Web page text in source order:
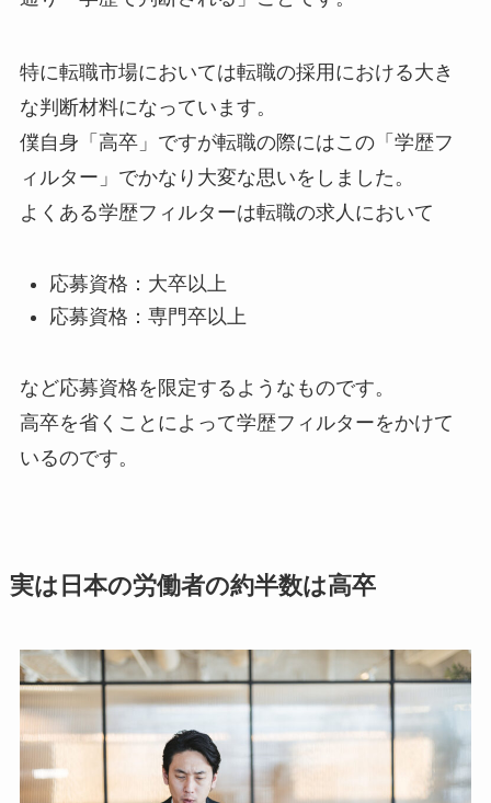
特に転職市場においては転職の採用における大き
な判断材料になっています。
僕自身「高卒」ですが転職の際にはこの「学歴フ
ィルター」でかなり大変な思いをしました。
よくある学歴フィルターは転職の求人において
応募資格：大卒以上
応募資格：専門卒以上
など応募資格を限定するようなものです。
高卒を省くことによって学歴フィルターをかけて
いるのです。
実は日本の労働者の約半数は高卒